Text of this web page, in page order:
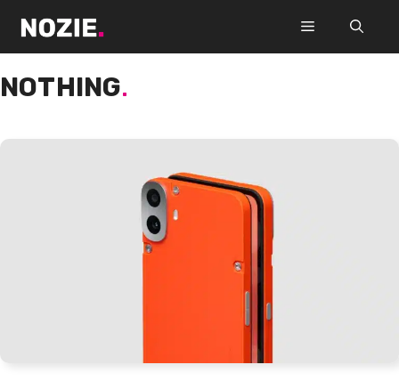
naar
de
inhoud
Menu
NOTHING.